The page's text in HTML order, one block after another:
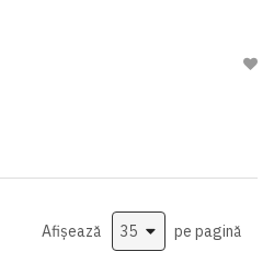
Afișează pe pagină